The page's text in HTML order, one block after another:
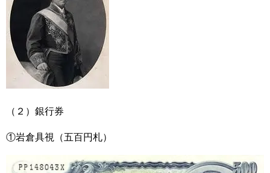
（２）銀行券
①岩倉具視（五百円札）